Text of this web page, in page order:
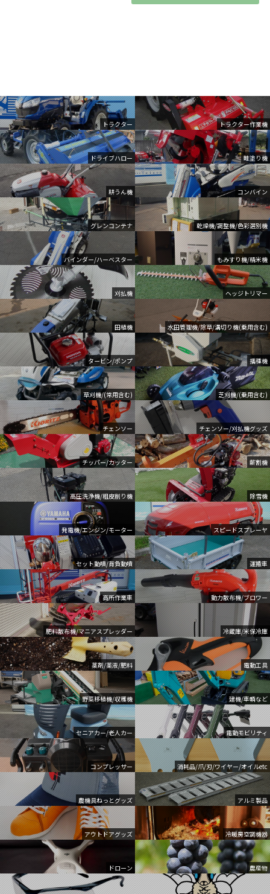
トラクター トラクター作業機
ドライブハロー 畦塗り機
耕うん機 コンバイン
グレンコンテナ 乾燥機/調整機/色彩選別機
バインダー/ハーベスター もみすり機/精米機
刈払機 ヘッジトリマー
田植機 水田管理機/除草/溝切り機(乗用含む)
タービン/ポンプ 播種機
草刈機/(常用含む) 芝刈機/(乗用含む)
チェンソー チェンソー/刈払機グッズ
チッパー/カッター 薪割機
高圧洗浄機/粗皮削り機 除雪機
発電機/エンジン/モーター スピードスプレーヤ
セット動噴/背負動噴 運搬車
高所作業車 動力散布機/ブロワー
肥料散布機/マニアスプレッダー 冷蔵庫/米保冷庫
薬剤/薬液/肥料 電動工具
野菜移植機/収穫機 建機/車輌など
セニアカー/老人カー 電動モビリティ
コンプレッサー 消耗品/爪/刃/ワイヤー/オイルetc
農機具ねっとグッズ アルミ製品
アウトドアグッズ 冷暖房空調機器
ドローン 農産物